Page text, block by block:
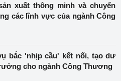
xuất thông minh và chuyển
các lĩnh vực của ngành Công
bắc 'nhịp cầu' kết nối, tạo dư
cho ngành Công Thương